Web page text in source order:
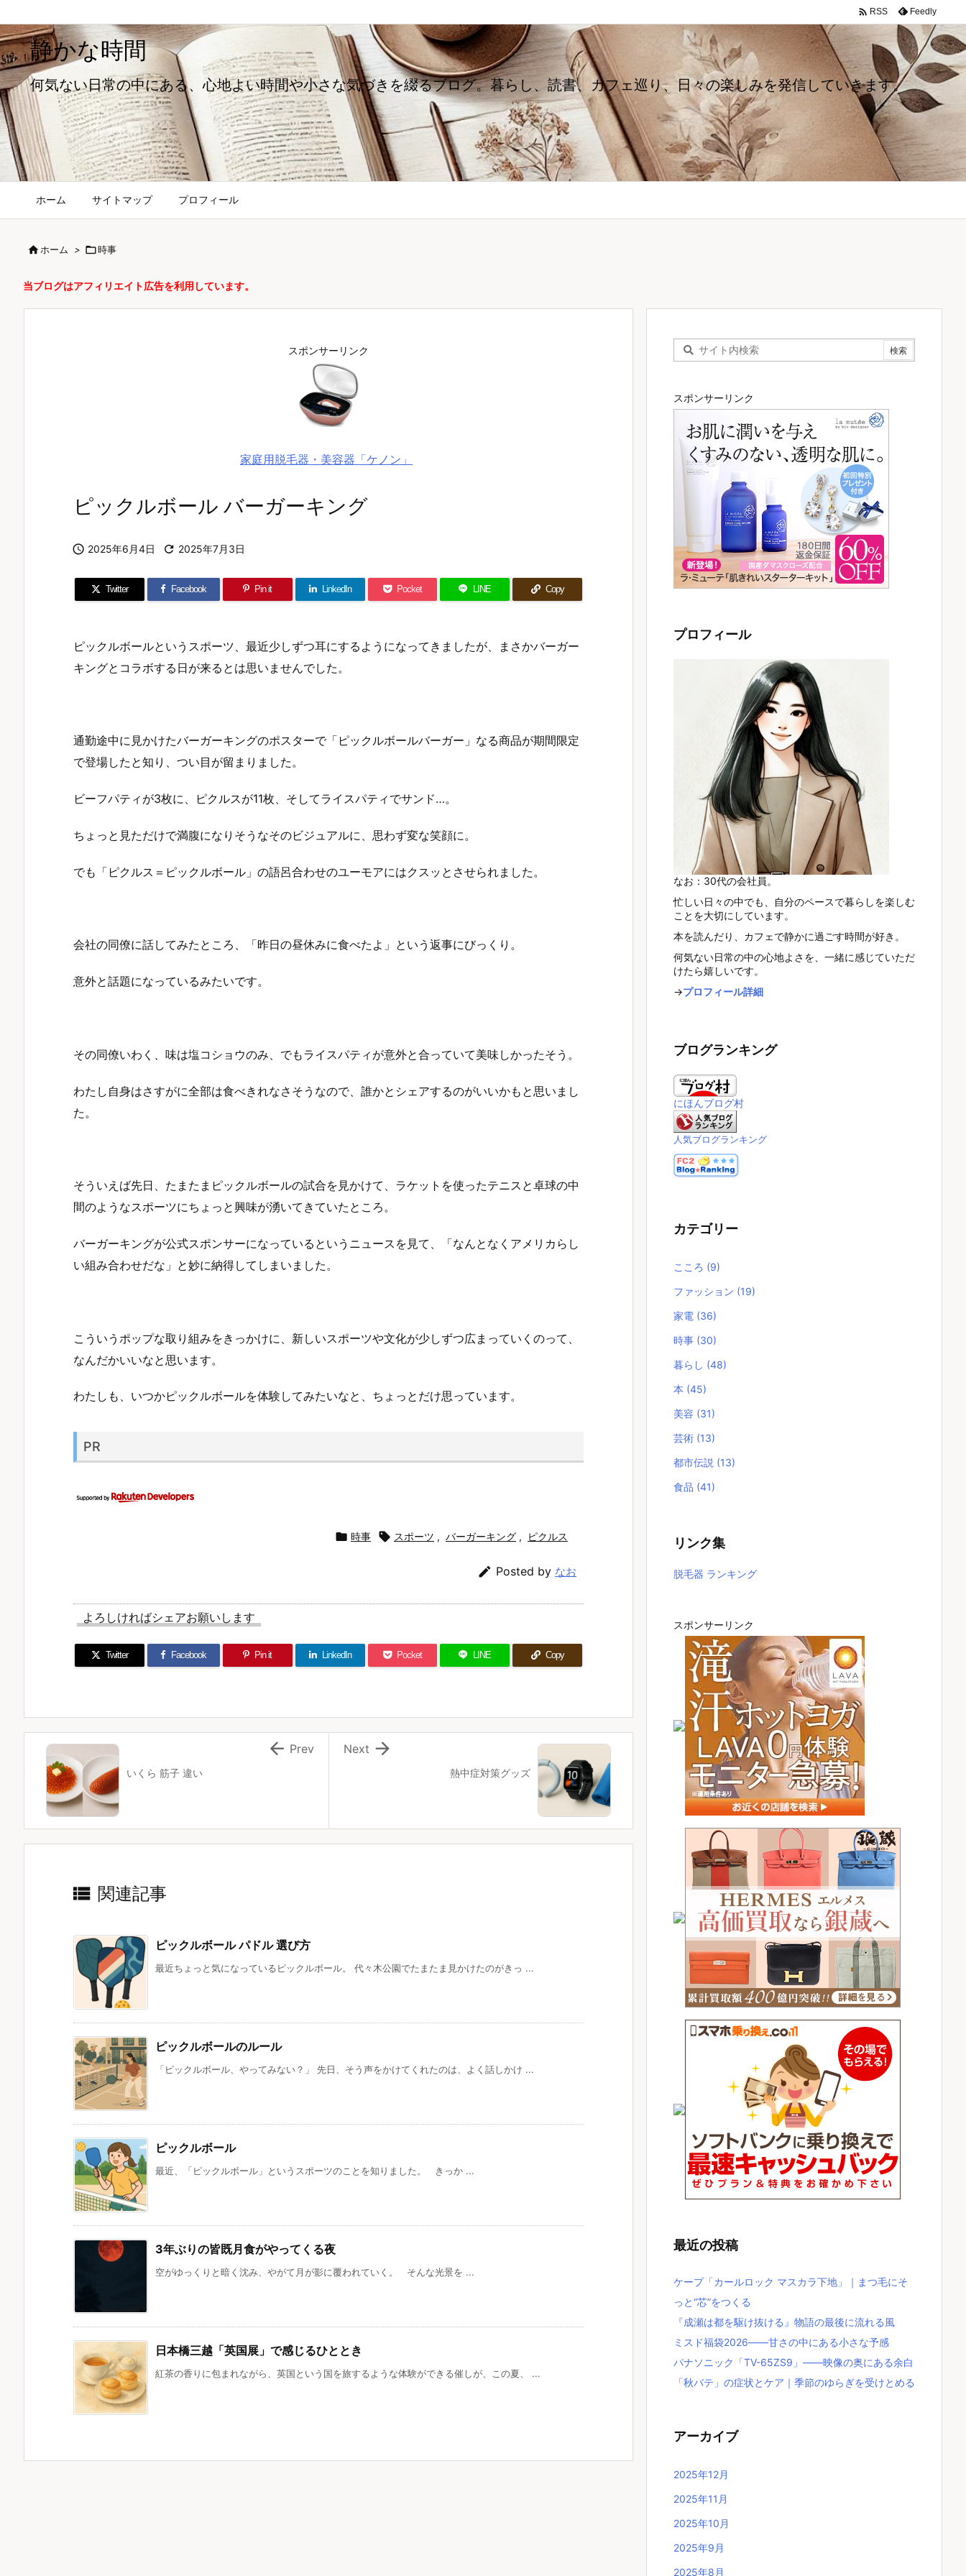
静かな時間
何気ない日常の中にある、心地よい時間や小さな気づきを綴るブログ。暮らし、読書、カフェ巡り、日々の楽しみを発信していきます。
ホーム サイトマップ プロフィール
 RSS Feedly
ホーム > 時事
当ブログはアフィリエイト広告を利用しています。
スポンサーリンク
家庭用脱毛器・美容器「ケノン」
ピックルボール バーガーキング
 2025年6月4日  2025年7月3日
Twitter Facebook Pin it LinkedIn Pocket LINE Copy
ピックルボールというスポーツ、最近少しずつ耳にするようになってきましたが、まさかバーガー
キングとコラボする日が来るとは思いませんでした。
通勤途中に見かけたバーガーキングのポスターで「ピックルボールバーガー」なる商品が期間限定
で登場したと知り、つい目が留まりました。
ビーフパティが3枚に、ピクルスが11枚、そしてライスパティでサンド…。
ちょっと見ただけで満腹になりそうなそのビジュアルに、思わず変な笑顔に。
でも「ピクルス＝ピックルボール」の語呂合わせのユーモアにはクスッとさせられました。
会社の同僚に話してみたところ、「昨日の昼休みに食べたよ」という返事にびっくり。
意外と話題になっているみたいです。
その同僚いわく、味は塩コショウのみ、でもライスパティが意外と合っていて美味しかったそう。
わたし自身はさすがに全部は食べきれなさそうなので、誰かとシェアするのがいいかもと思いまし
た。
そういえば先日、たまたまピックルボールの試合を見かけて、ラケットを使ったテニスと卓球の中
間のようなスポーツにちょっと興味が湧いてきていたところ。
バーガーキングが公式スポンサーになっているというニュースを見て、「なんとなくアメリカらし
い組み合わせだな」と妙に納得してしまいました。
こういうポップな取り組みをきっかけに、新しいスポーツや文化が少しずつ広まっていくのって、
なんだかいいなと思います。
わたしも、いつかピックルボールを体験してみたいなと、ちょっとだけ思っています。
PR
 時事  スポーツ , バーガーキング , ピクルス
 Posted by なお
よろしければシェアお願いします
Twitter Facebook Pin it LinkedIn Pocket LINE Copy
熱中症対策グッズ

Next
いくら 筋子 違い
 Prev
 関連記事
ピックルボール パドル 選び方
最近ちょっと気になっているピックルボール。 代々木公園でたまたま見かけたのがきっ ...
ピックルボールのルール
「ピックルボール、やってみない？」 先日、そう声をかけてくれたのは、よく話しかけ ...
ピックルボール
最近、「ピックルボール」というスポーツのことを知りました。 きっか ...
3年ぶりの皆既月食がやってくる夜
空がゆっくりと暗く沈み、やがて月が影に覆われていく。 そんな光景を ...
日本橋三越「英国展」で感じるひととき
紅茶の香りに包まれながら、英国という国を旅するような体験ができる催しが、この夏、 ...
スポンサーリンク
プロフィール
なお：30代の会社員。
忙しい日々の中でも、自分のペースで暮らしを楽しむ
ことを大切にしています。
本を読んだり、カフェで静かに過ごす時間が好き。
何気ない日常の中の心地よさを、一緒に感じていただ
けたら嬉しいです。
→プロフィール詳細
ブログランキング
にほんブログ村
人気ブログランキング
カテゴリー
こころ (9)
ファッション (19)
家電 (36)
時事 (30)
暮らし (48)
本 (45)
美容 (31)
芸術 (13)
都市伝説 (13)
食品 (41)
リンク集
脱毛器 ランキング
スポンサーリンク
最近の投稿
ケープ「カールロック マスカラ下地」｜まつ毛にそ
っと“芯”をつくる
『成瀬は都を駆け抜ける』物語の最後に流れる風
ミスド福袋2026――甘さの中にある小さな予感
パナソニック「TV-65ZS9」――映像の奥にある余白
「秋バテ」の症状とケア｜季節のゆらぎを受けとめる
アーカイブ
2025年12月
2025年11月
2025年10月
2025年9月
2025年8月